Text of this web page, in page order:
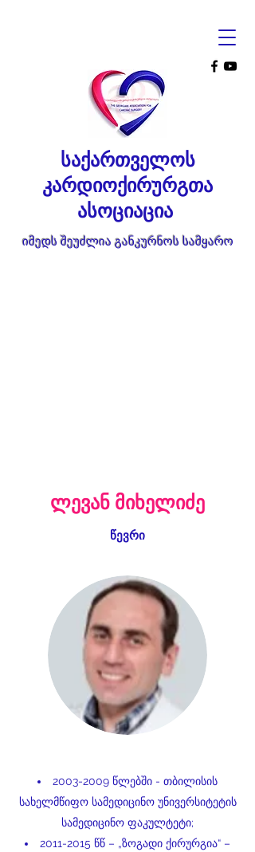
საქართველოს
კარდიოქირურგთა
ასოციაცია
იმედს შეუძლია განკურნოს სამყარო
ლევან მიხელიძე
წევრი
2003-2009 წლებში - თბილისის
სახელმწიფო სამედიცინო უნივერსიტეტის
სამედიცინო ფაკულტეტი;
2011-2015 წწ – „ზოგადი ქირურგია“ –